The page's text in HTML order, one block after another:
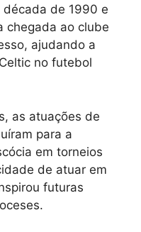
de 1990 e
chegada ao clube
ajudando a
no futebol
as atuações de
para a
em torneios
de atuar em
futuras